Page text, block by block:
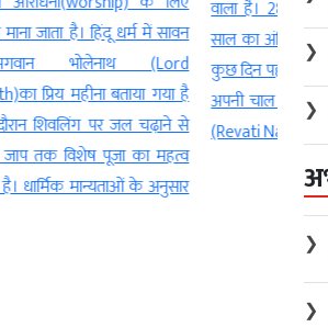
वाला है। 28 अगस्त को रक्षाबंधन के दिन
साल का अंतिम चंद्र ग्रहण भी पड़ेगा। इससे
कुछ दिन पहले 20 अगस्त को शनि (Shani)
अपनी चाल में बदलाव करते हुए रेवती नक्षत्र
(Revati Nakshatra) के प्रथम चरण […]
है।
पर
है।
के
❯
❯
❯
❯